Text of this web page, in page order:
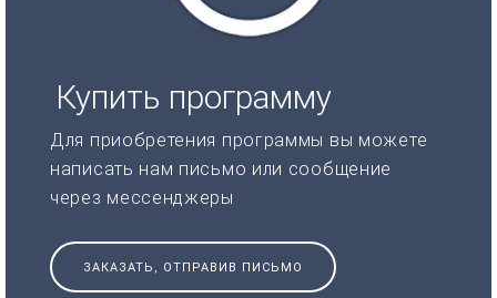
Купить программу
Для приобретения программы вы можете
написать нам письмо или сообщение
через мессенджеры
ЗАКАЗАТЬ, ОТПРАВИВ ПИСЬМО